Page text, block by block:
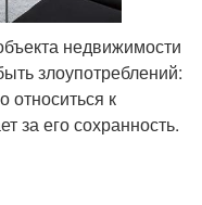
недвижимости
злоупотреблений:
относиться к
за его сохранность.